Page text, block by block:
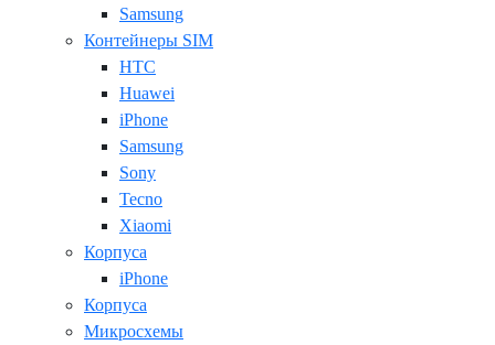
Samsung
Контейнеры SIM
HTC
Huawei
iPhone
Samsung
Sony
Tecno
Xiaomi
Корпуса
iPhone
Корпуса
Микросхемы